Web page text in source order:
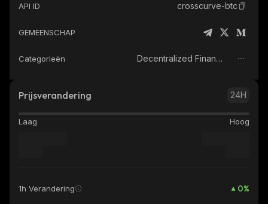
API ID crosscurve-btc
GEMEENSCHAP
Categorieën Decentralized Finance (DeFi)
Prijsverandering 24H
Laag Hoog
1h Verandering 0%